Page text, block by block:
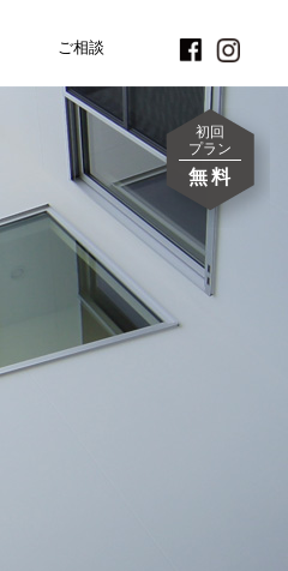
ご相談
CONTACT
初回
プラン
無料